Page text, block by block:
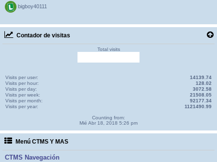
bigboy40111
Contador de visitas
Total visits
Visits per user:
14139.74
Visits per hour:
128.02
Visits per day:
3072.58
Visits per week:
21508.05
Visits per month:
92177.34
Visits per year:
1121490.99
Counting from:
Mié Abr 18, 2018 5:26 pm
Menú CTMS Y MAS
CTMS Navegación